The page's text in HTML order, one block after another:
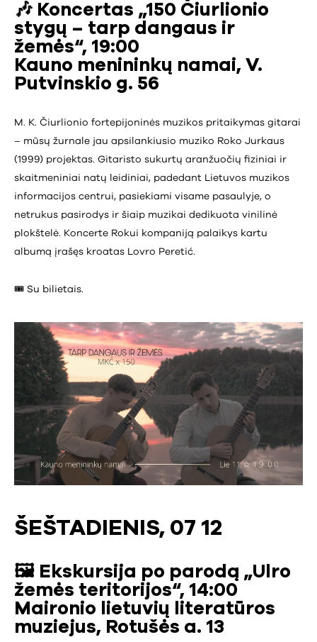
🎶 Koncertas „150 Čiurlionio
stygų – tarp dangaus ir
žemės“, 19:00
Kauno menininkų namai, V.
Putvinskio g. 56
M. K. Čiurlionio fortepijoninės muzikos pritaikymas gitarai
– mūsų žurnale jau apsilankiusio muziko Roko Jurkaus
(1999) projektas. Gitaristo sukurtų aranžuočių fiziniai ir
skaitmeniniai natų leidiniai, padedant Lietuvos muzikos
informacijos centrui, pasiekiami visame pasaulyje, o
netrukus pasirodys ir šiaip muzikai dedikuota vinilinė
plokštelė. Koncerte Rokui kompaniją palaikys kartu
albumą įrašęs kroatas Lovro Peretić.
🎟️ Su bilietais.
ŠEŠTADIENIS, 07 12
🖼️ Ekskursija po parodą „Ulro
žemės teritorijos“, 14:00
Maironio lietuvių literatūros
muziejus, Rotušės a. 13